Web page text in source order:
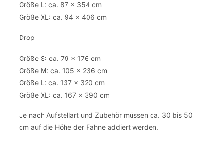
Größe L: ca. 87 x 354 cm
Größe XL: ca. 94 x 406 cm
Drop
Größe S: ca. 79 x 176 cm
Größe M: ca. 105 x 236 cm
Größe L: ca. 137 x 320 cm
Größe XL: ca. 167 x 390 cm
Je nach Aufstellart und Zubehör müssen ca. 30 bis 50
cm auf die Höhe der Fahne addiert werden.